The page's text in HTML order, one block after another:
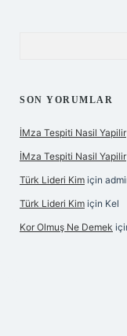
SON YORUMLAR
İMza Tespiti Nasil Yapilir
İMza Tespiti Nasil Yapilir
Türk Lideri Kim için
Türk Lideri Kim için Kel
Kor Olmuş Ne Demek